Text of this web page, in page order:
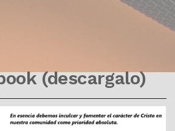
(descargalo)